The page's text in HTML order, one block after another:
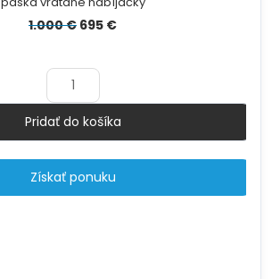
1.000€ Pôvodná
695 €Aktuálna
Množstvo
Pridať do košíka
Získať ponuku